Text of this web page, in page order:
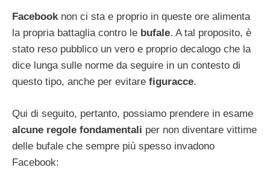
Facebooknon ci sta e proprio in queste ore alimenta
la propria battaglia contro le bufale. A tal proposito, è
stato reso pubblico un vero e proprio decalogo che la
dice lunga sulle norme da seguire in un contesto di
questo tipo, anche per evitare figuracce.
Qui di seguito, pertanto, possiamo prendere in esame
alcune regole fondamentali per non diventare vittime
delle bufale che sempre più spesso invadono
Facebook: